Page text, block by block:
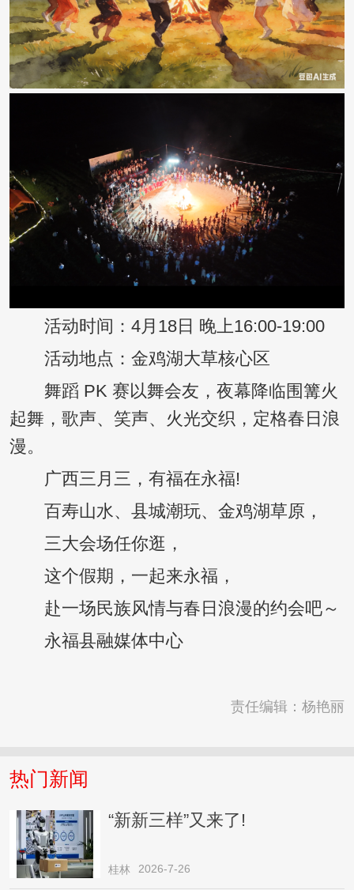
活动时间：4月18日 晚上16:00-19:00
活动地点：金鸡湖大草核心区
舞蹈 PK 赛以舞会友，夜幕降临围篝火
起舞，歌声、笑声、火光交织，定格春日浪
漫。
广西三月三，有福在永福!
百寿山水、县城潮玩、金鸡湖草原，
三大会场任你逛，
这个假期，一起来永福，
赴一场民族风情与春日浪漫的约会吧～
永福县融媒体中心
责任编辑：杨艳丽
热门新闻
“新新三样”又来了!
桂林 2026-7-26